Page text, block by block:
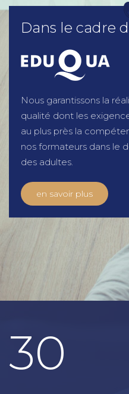
Dans le cadre
Nous garantissons la
qualité dont les
au plus près la
nos formateurs dans le
des adultes.
en savoir plus
30